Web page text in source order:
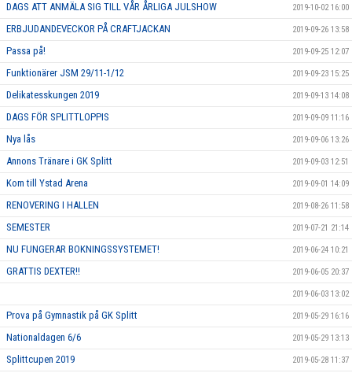
DAGS ATT ANMÄLA SIG TILL VÅR ÅRLIGA JULSHOW 2019-10-02 16:00
ERBJUDANDEVECKOR PÅ CRAFTJACKAN 2019-09-26 13:58
Passa på! 2019-09-25 12:07
Funktionärer JSM 29/11-1/12 2019-09-23 15:25
Delikatesskungen 2019 2019-09-13 14:08
DAGS FÖR SPLITTLOPPIS 2019-09-09 11:16
Nya lås 2019-09-06 13:26
Annons Tränare i GK Splitt 2019-09-03 12:51
Kom till Ystad Arena 2019-09-01 14:09
RENOVERING I HALLEN 2019-08-26 11:58
SEMESTER 2019-07-21 21:14
NU FUNGERAR BOKNINGSSYSTEMET! 2019-06-24 10:21
GRATTIS DEXTER!! 2019-06-05 20:37
2019-06-03 13:02
Prova på Gymnastik på GK Splitt 2019-05-29 16:16
Nationaldagen 6/6 2019-05-29 13:13
Splittcupen 2019 2019-05-28 11:37